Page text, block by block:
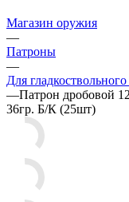
Магазин оружия
—
Патроны
—
Для
—Патрон дробовой
36гр. Б/К (25шт)